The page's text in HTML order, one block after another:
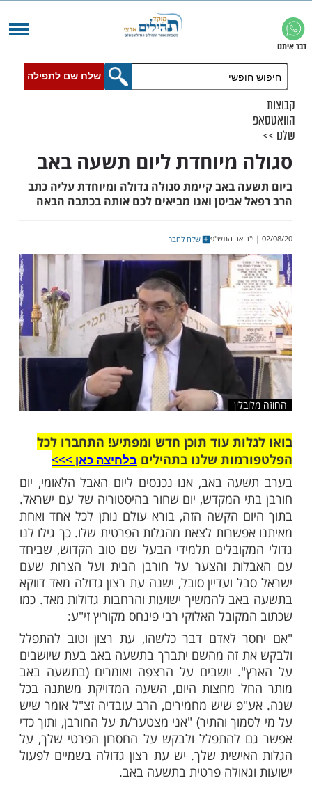
שלח שם לתפילה
מיוחדת ליום תשעה באב
באב קיימת סגולה גדולה ומיוחדת עליה כתב
אביטן ואנו מביאים לכם אותה בכתבה הבאה
שלח לחבר
עוד תוכן חדש ומפתיע! התחברו לכל
שלנו בתהיליםבלחיצה כאן >>>​
באב, אנו נכנסים ליום האבל הלאומי, יום
המקדש, יום שחור בהיסטוריה של עם ישראל.
הקשה הזה, בורא עולם נותן לכל אחד ואחת
לצאת מהגלות הפרטית שלו. כך גילו לנו
תלמידי הבעל שם טוב הקדוש, שביחד
והצער על חורבן הבית ועל הצרות שעם
ועדיין סובל, ישנה עת רצון גדולה מאד דווקא
להמשיך ישועות והרחבות גדולות מאד. כמו
האלוקי רבי פינחס מקוריץ זי"ע: